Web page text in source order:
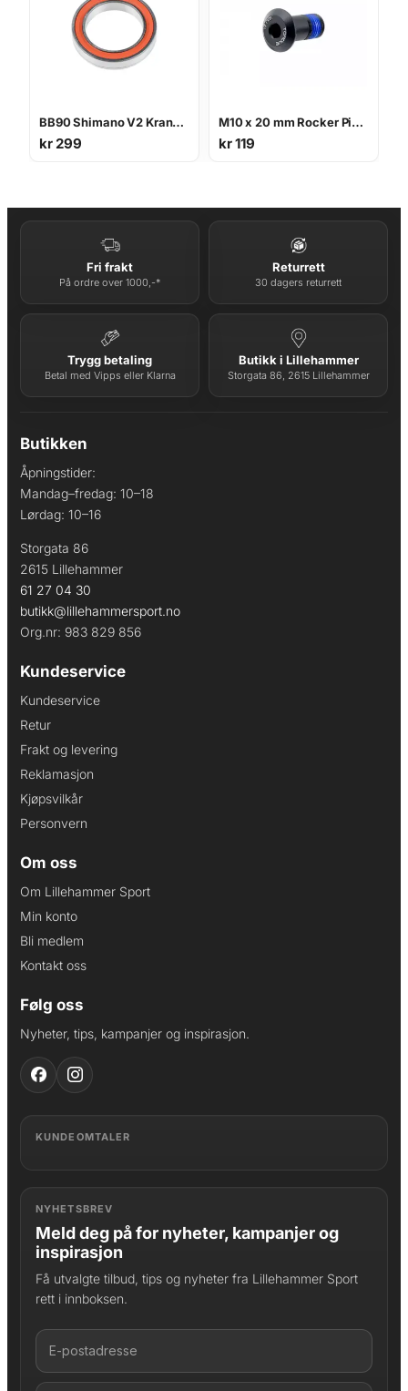
BB90 Shimano V2 Kranklager 37,1 x 25 x 7 mm
kr299
M10 x 20 mm Rocker Pivot Bolt til Fulldempet Sykkel
kr119
Fri frakt
På ordre over 1000,-*
Returrett
30 dagers returrett
Trygg betaling
Betal med Vipps eller Klarna
Butikk i Lillehammer
Storgata 86, 2615 Lillehammer
Butikken
Åpningstider:
Mandag–fredag: 10–18
Lørdag: 10–16
Storgata 86
2615 Lillehammer
61 27 04 30
butikk@lillehammersport.no
Org.nr: 983 829 856
Kundeservice
Kundeservice
Retur
Frakt og levering
Reklamasjon
Kjøpsvilkår
Personvern
Om oss
Om Lillehammer Sport
Min konto
Bli medlem
Kontakt oss
Følg oss
Nyheter, tips, kampanjer og inspirasjon.
KUNDEOMTALER
NYHETSBREV
Meld deg på for nyheter, kampanjer og
inspirasjon
Få utvalgte tilbud, tips og nyheter fra Lillehammer Sport
rett i innboksen.
LAGT I HANDLEKURV